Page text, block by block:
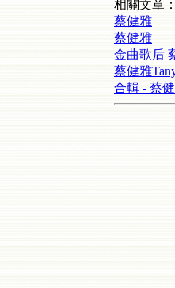
相關文章：
蔡健雅
蔡健雅
金曲歌后
蔡健雅
合輯 - 蔡